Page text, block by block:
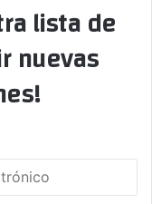
lista de
nuevas